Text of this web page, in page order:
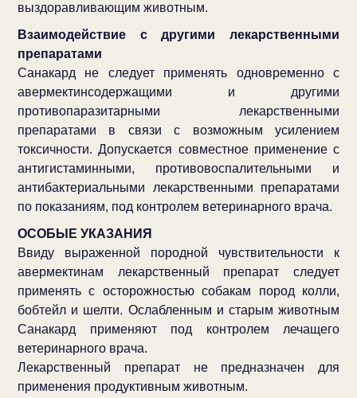
выздоравливающим животным.
Взаимодействие с другими лекарственными
препаратами
Санакард не следует применять одновременно с
авермектинсодержащими и другими
противопаразитарными лекарственными
препаратами в связи с возможным усилением
токсичности. Допускается совместное применение с
антигистаминными, противовоспалительными и
антибактериальными лекарственными препаратами
по показаниям, под контролем ветеринарного врача.
ОСОБЫЕ УКАЗАНИЯ
Ввиду выраженной породной чувствительности к
авермектинам лекарственный препарат следует
применять с осторожностью собакам пород колли,
бобтейл и шелти. Ослабленным и старым животным
Санакард применяют под контролем лечащего
ветеринарного врача.
Лекарственный препарат не предназначен для
применения продуктивным животным.